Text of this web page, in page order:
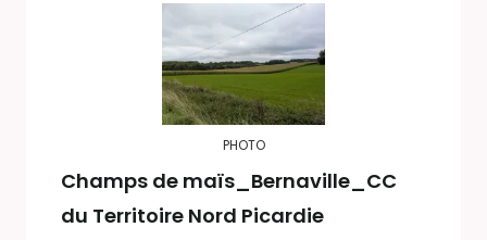
PHOTO
Champs de maïs_Bernaville_CC
du Territoire Nord Picardie